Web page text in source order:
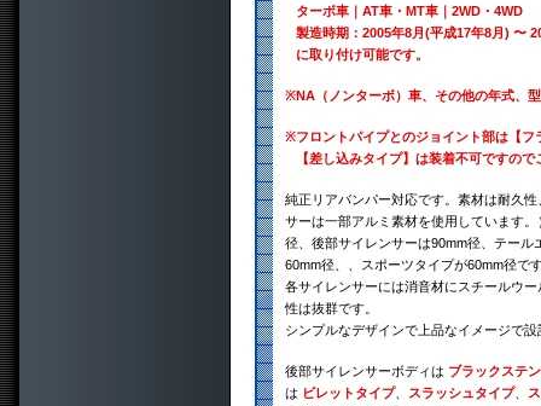
ターボ車｜AT車・MT車｜2WD・4WD
製造時期：2005年8月(平成17年8月) 〜
に取り付け可能です。
※NA（ノンターボ）車、その他の年式、
※フロントパイプとのジョイント部は【
【差し込みタイプ】は装着不可ですの
純正リアバンパー対応です。素材は耐久
サーは一部アルミ素材を使用しています
径、後部サイレンサーは90mm径、テー
60mm径、、スポーツタイプが60mm径で
各サイレンサーには消音材にスチールウ
性は抜群です。
シンプルなデザインで上品なイメージで
後部サイレンサーボディは ブラックステ
は ビレットタイプ、 スラッシュタイプ、